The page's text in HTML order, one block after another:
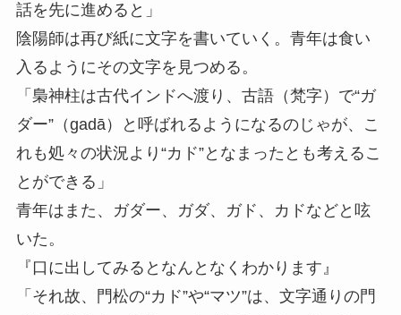
話を先に進めると」
陰陽師は再び紙に文字を書いていく。青年は食い
入るようにその文字を見つめる。
「梟神柱は古代インドへ渡り、古語（梵字）で“ガ
ダー”（gadā）と呼ばれるようになるのじゃが、こ
れも処々の状況より“カド”となまったとも考えるこ
とができる」
青年はまた、ガダー、ガダ、ガド、カドなどと呟
いた。
『口に出してみるとなんとなくわかります』
「それ故、門松の“カド”や“マツ”は、文字通りの門